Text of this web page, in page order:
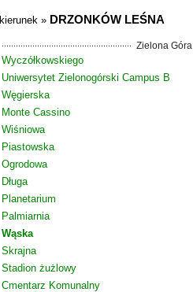
kierunek » DRZONKÓW LEŚNA
Zielona Góra
Wyczółkowskiego
Uniwersytet Zielonogórski Campus B
Węgierska
Monte Cassino
Wiśniowa
Piastowska
Ogrodowa
Długa
Planetarium
Palmiarnia
Wąska
Skrajna
Stadion żużlowy
Cmentarz Komunalny